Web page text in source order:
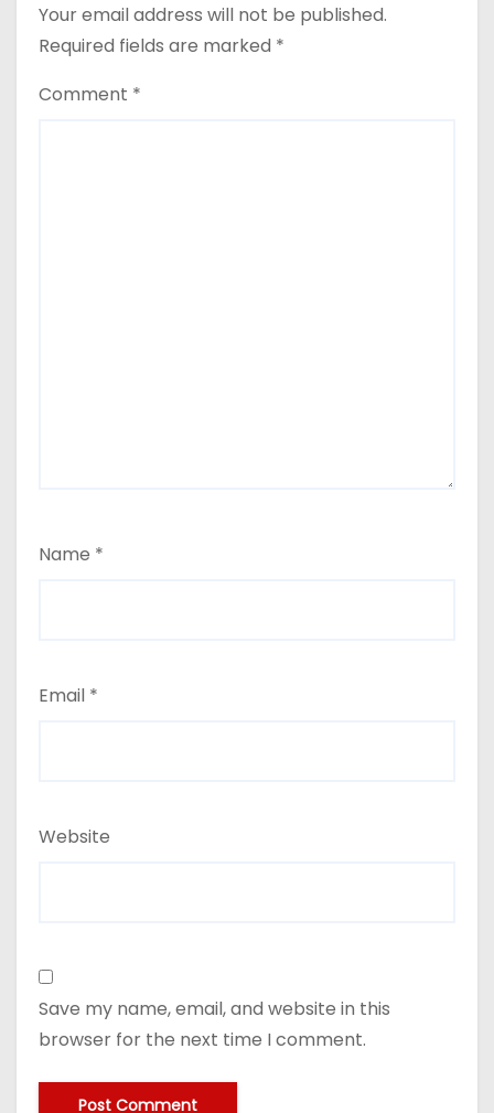
Your email address will not be published.
Required fields are marked *
Comment *
Name *
Email *
Website
Save my name, email, and website in this
browser for the next time I comment.